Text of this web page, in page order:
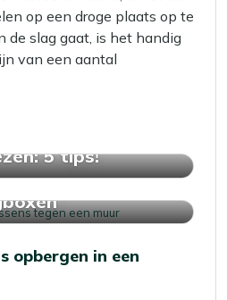
op een droge plaats op te
de slag gaat, is het handig
van een aantal
5 tips!
opbergen in een